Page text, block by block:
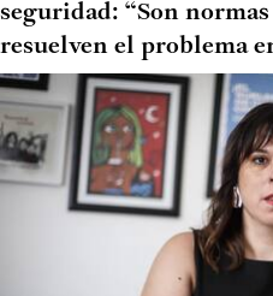
seguridad: “Son
resuelven el problema